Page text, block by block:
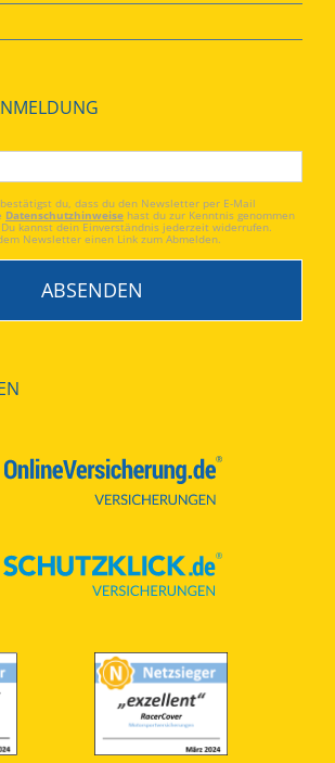
du, dass du den Newsletter per E-Mail
Datenschutzhinweise hast du zur Kenntnis genommen
kannst dein Einverständnis jederzeit widerrufen.
Newsletter einen Link zum Abmelden.